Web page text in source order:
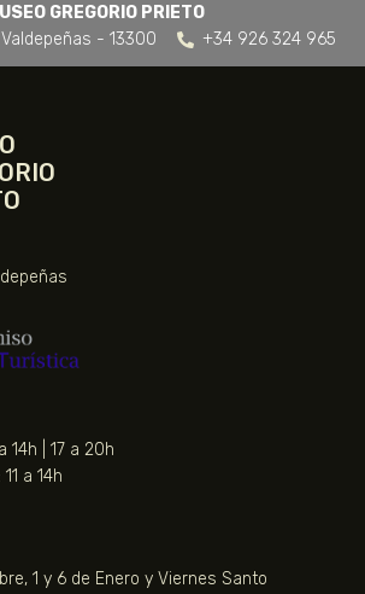
GREGORIO PRIETO
Valdepeñas - 13300
+34 926 324 965
14h | 17 a 20h
a 14h
1 y 6 de Enero y Viernes Santo